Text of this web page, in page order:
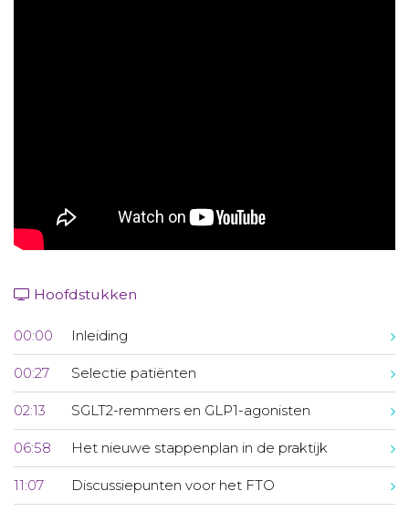
Hoofdstukken
00:00 Inleiding
00:27 Selectie patiënten
02:13 SGLT2-remmers en GLP1-agonisten
06:58 Het nieuwe stappenplan in de praktijk
11:07 Discussiepunten voor het FTO